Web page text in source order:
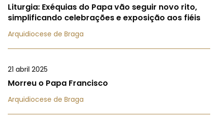
Liturgia: Exéquias do Papa vão seguir novo rito,
simplificando celebrações e exposição aos fiéis
Arquidiocese de Braga
21 abril 2025
Morreu o Papa Francisco
Arquidiocese de Braga